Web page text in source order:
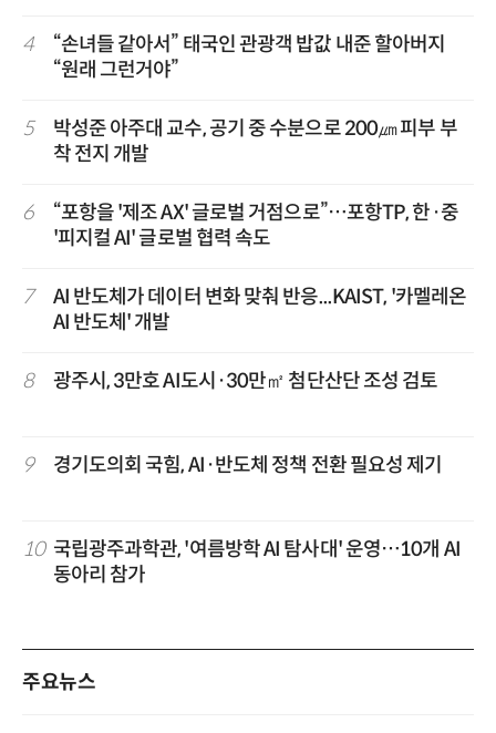
4
“손녀들 같아서” 태국인 관광객 밥값 내준 할아버지
“원래 그런거야”
5
박성준 아주대 교수, 공기 중 수분으로 200㎛ 피부 부
착 전지 개발
6
“포항을 '제조 AX' 글로벌 거점으로”…포항TP, 한·중
'피지컬 AI' 글로벌 협력 속도
7
AI 반도체가 데이터 변화 맞춰 반응...KAIST, '카멜레온
AI 반도체' 개발
8 광주시, 3만호 AI도시·30만㎡ 첨단산단 조성 검토
9 경기도의회 국힘, AI·반도체 정책 전환 필요성 제기
10 국립광주과학관, '여름방학 AI 탐사대' 운영…10개 AI
동아리 참가
주요뉴스